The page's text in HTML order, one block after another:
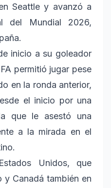
Seattle y avanzó a
del Mundial 2026,
inicio a su goleador
permitió jugar pese
en la ronda anterior,
el inicio por una
que le asestó una
a la mirada en el
Unidos, que
Canadá también en